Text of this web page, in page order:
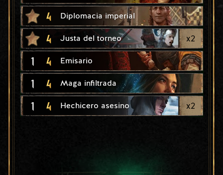
4 Diplomacia imperial
4 Justa del torneo x2
1 4 Emisario
1 4 Maga infiltrada
1 4 Hechicero asesino x2